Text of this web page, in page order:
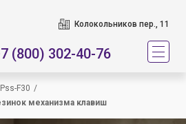
Колокольников пер., 11
(800) 302-40-76
Pss-F30 /
механизма клавиш